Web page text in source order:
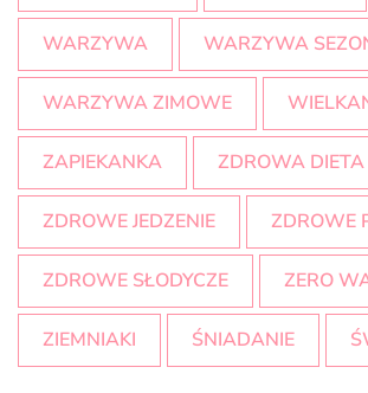
WARZYWA WARZYWA
WARZYWA ZIMOWE
ZAPIEKANKA ZDROWA DIETA
ZDROWE JEDZENIE ZDROWE
ZDROWE SŁODYCZE ZERO
ZIEMNIAKI ŚNIADANIE